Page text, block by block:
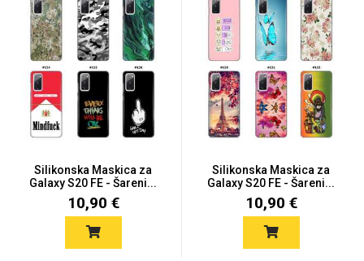
Silikonska Maskica za
Galaxy S20 FE - Šareni...
10,90 €
Silikonska Maskica za
Galaxy S20 FE - Šareni...
10,90 €
Mix